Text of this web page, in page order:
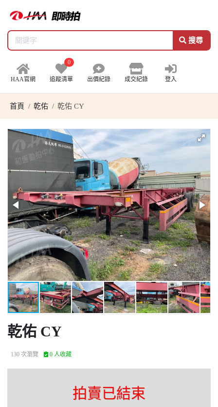
搜尋
HAA官網
0
追蹤清單 出價紀錄 成交紀錄 登入
首頁 乾佑 乾佑 CY
乾佑 CY
130 次瀏覽 0 人收藏
拍賣已結束